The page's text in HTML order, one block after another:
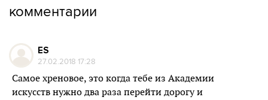
комментарии
ES
27.02.2018 17:28
Самое хреновое, это когда тебе из Академии
искусств нужно два раза перейти дорогу и